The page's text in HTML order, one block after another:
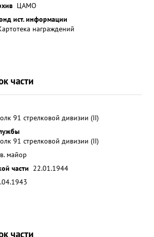
ЦАМО
ист. информации
награждений
части
91 стрелковой дивизии (II)
91 стрелковой дивизии (II)
майор
части 22.01.1944
части